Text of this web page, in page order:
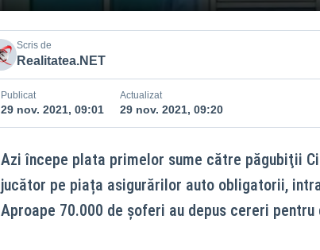
Scris de
Realitatea.NET
Publicat
29 nov. 2021, 09:01
Actualizat
29 nov. 2021, 09:20
Azi începe plata primelor sume către păgubiţii
jucător pe piața asigurărilor auto obligatorii,
Aproape 70.000 de șoferi au depus cereri pentru